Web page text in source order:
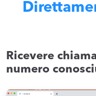
Ricevere
numero